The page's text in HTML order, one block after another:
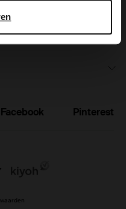
Facebook Pinterest